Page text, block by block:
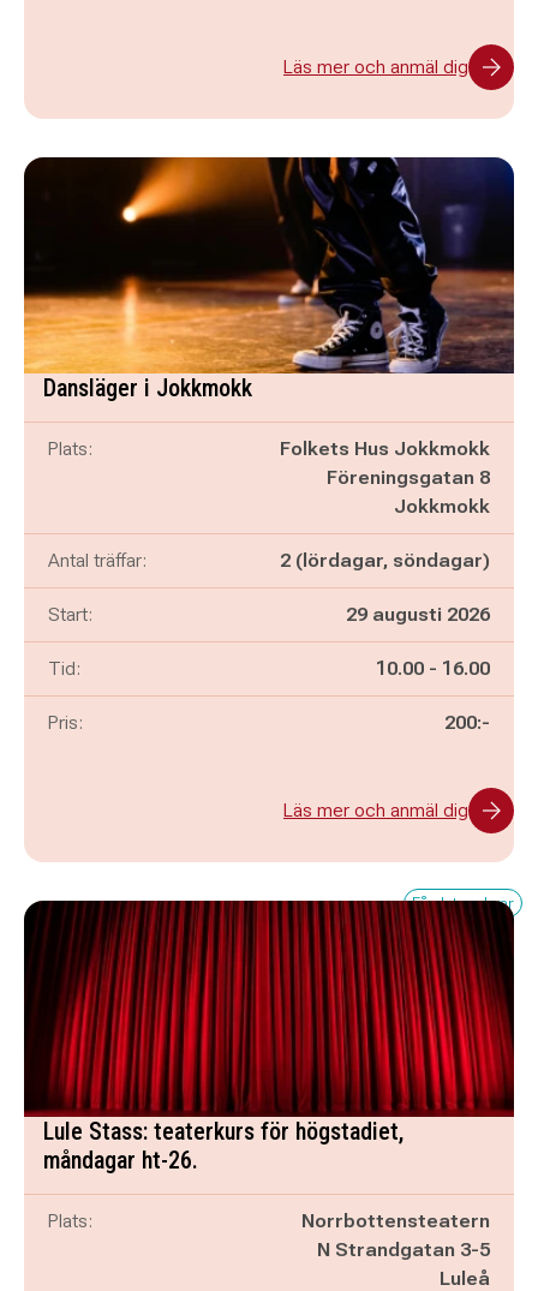
Läs mer och anmäl dig
Dansläger i Jokkmokk
Plats:
Folkets Hus Jokkmokk
Föreningsgatan 8
Jokkmokk
Antal träffar: 2 (lördagar, söndagar)
Start: 29 augusti 2026
Tid: Pågår mellan
10.00 - och
16.00
Pris: 200:-
Läs mer och anmäl dig
Få platser kvar
Lule Stass: teaterkurs för högstadiet,
måndagar ht-26.
Plats:
Norrbottensteatern
N Strandgatan 3-5
Luleå